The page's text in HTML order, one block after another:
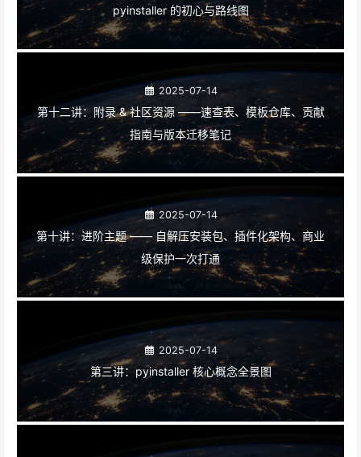
pyinstaller 的初心与路线图
2025-07-14
第十二讲：附录 & 社区资源 ——速查表、模板仓库、贡献
指南与版本迁移笔记
2025-07-14
第十讲：进阶主题 —— 自解压安装包、插件化架构、商业
级保护一次打通
2025-07-14
第三讲：pyinstaller 核心概念全景图